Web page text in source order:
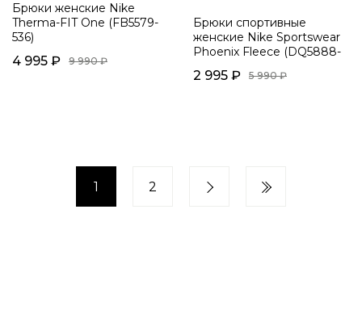
Брюки женские Nike
Therma-FIT One (FB5579-
536)
4 995 ₽ 9 990 ₽
Брюки спортивные
женские Nike Sportswear
Phoenix Fleece (DQ5888-
2 995 ₽ 5 990 ₽
1 2